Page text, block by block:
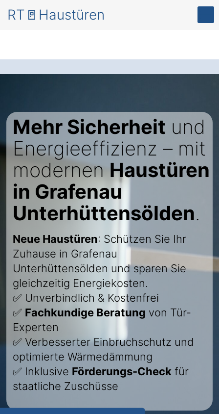
RT🚪Haustüren
Mehr Sicherheit und
Energieeffizienz – mit
modernen Haustüren
in Grafenau
Unterhüttensölden.
Neue Haustüren: Schützen Sie Ihr
Zuhause in Grafenau
Unterhüttensölden und sparen Sie
gleichzeitig Energiekosten.
✅ Unverbindlich & Kostenfrei
✅ Fachkundige Beratung von Tür-
Experten
✅ Verbesserter Einbruchschutz und
optimierte Wärmedämmung
✅ Inklusive Förderungs-Check für
staatliche Zuschüsse